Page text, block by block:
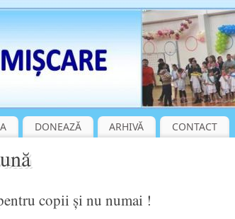
DONEAZĂ ARHIVĂ CONTACT
copii și nu numai !